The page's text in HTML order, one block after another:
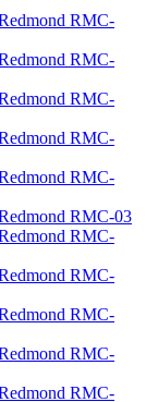
RMC-
RMC-
RMC-
RMC-
RMC-
RMC-03
RMC-
RMC-
RMC-
RMC-
RMC-